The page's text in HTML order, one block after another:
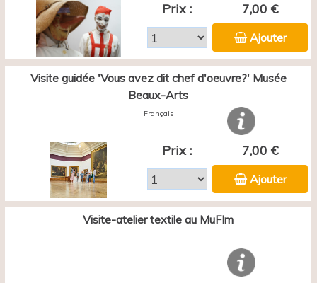
Prix : 7,00 €
Ajouter
Visite guidée 'Vous avez dit chef d'oeuvre?' Musée
Beaux-Arts
Français
Prix : 7,00 €
Ajouter
Visite-atelier textile au MuFIm